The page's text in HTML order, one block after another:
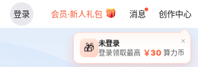
登录 会员·新人礼包 消息 创作中心
×
🎁 未登录
登录领取最高 ￥30 算力币